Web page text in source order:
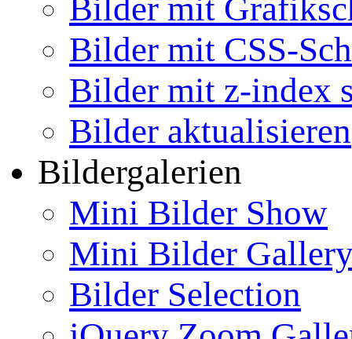
Bilder mit
Bilder mit CSS-
Bilder mit z-index
Bilder aktualisieren
Bildergalerien
Mini Bilder Show
Mini Bilder
Bilder Selection